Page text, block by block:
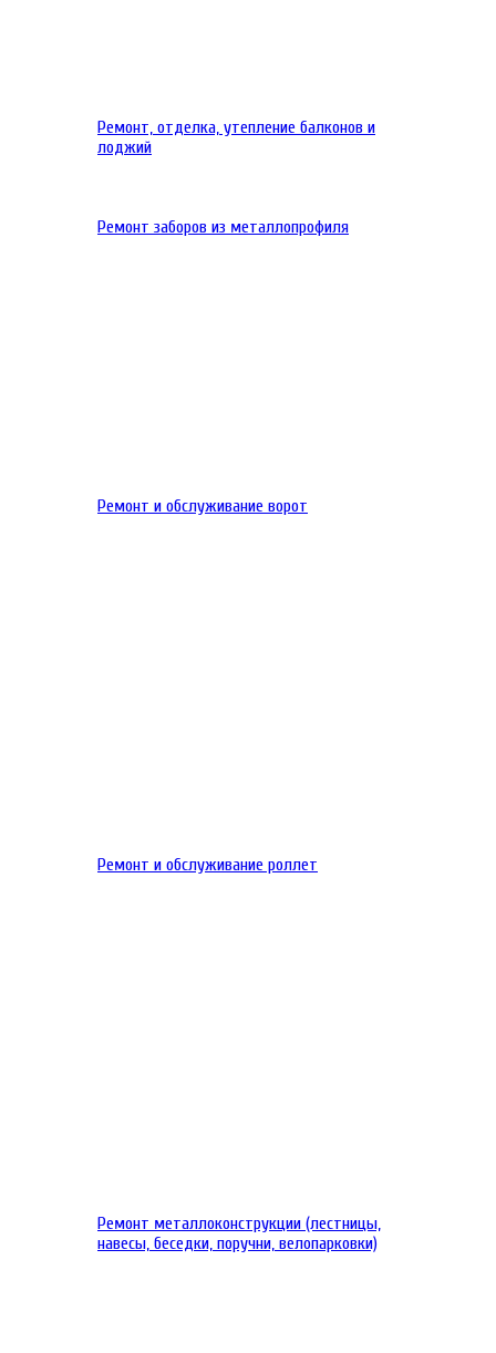
Ремонт, отделка, утепление балконов и
лоджий
Ремонт заборов из металлопрофиля
Ремонт и обслуживание ворот
Ремонт и обслуживание роллет
Ремонт металлоконструкции (лестницы,
навесы, беседки, поручни, велопарковки)